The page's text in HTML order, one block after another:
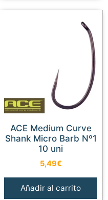
ACE Medium Curve
Shank Micro Barb Nº1
10 uni
5,49€
Añadir al carrito